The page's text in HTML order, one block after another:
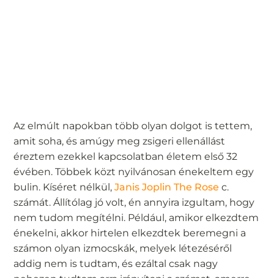
Az elmúlt napokban több olyan dolgot is tettem,
amit soha, és amúgy meg zsigeri ellenállást
éreztem ezekkel kapcsolatban életem első 32
évében. Többek közt nyilvánosan énekeltem egy
bulin. Kíséret nélkül,Janis Joplin The Rose c.
számát. Állítólag jó volt, én annyira izgultam, hogy
nem tudom megítélni. Például, amikor elkezdtem
énekelni, akkor hirtelen elkezdtek beremegni a
számon olyan izmocskák, melyek létezéséről
addig nem is tudtam, és ezáltal csak nagy